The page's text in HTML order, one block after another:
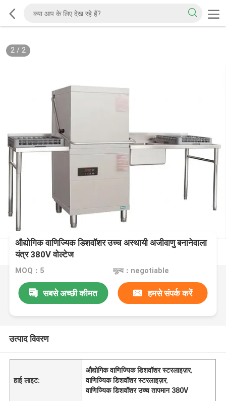
2/ 2
औद्योगिक वाणिज्यिक डिशवॉशर उच्च अस्थायी अजीवाणु बनानेवाला
यंत्र 380V वोल्टेज
MOQ：5 मूल्य：negotiable
सबसे अच्छी कीमत हमसे संपर्क करें
उत्पाद विवरण
हाई लाइट:
औद्योगिक वाणिज्यिक डिशवॉशर स्टरलाइज़र,
वाणिज्यिक डिशवॉशर स्टरलाइज़र,
वाणिज्यिक डिशवॉशर उच्च तापमान 380V